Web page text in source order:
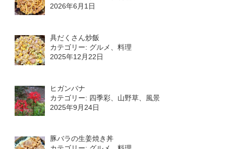
2026年6月1日
具だくさん炒飯
カテゴリー: グルメ、料理
2025年12月22日
ヒガンバナ
カテゴリー: 四季彩、山野草、風景
2025年9月24日
豚バラの生姜焼き丼